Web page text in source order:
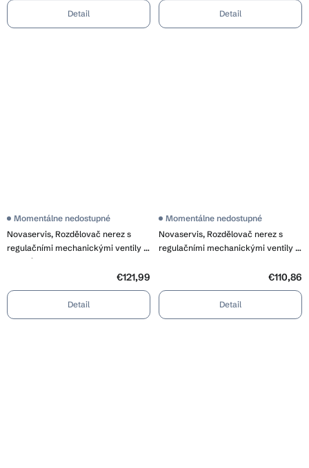
Detail Detail
Novaservis, Rozdělovač nerez s
regulačními mechanickými ventily 5
okruhů, SN-RO05S
Momentálne nedostupné
€121,99
Detail
Novaservis, Rozdělovač nerez s
regulačními mechanickými ventily 4
Momentálne nedostupné
€110,86
Detail